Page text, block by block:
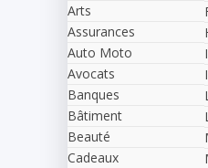
Arts
Assurances
Auto Moto
Avocats
Banques
Bâtiment
Beauté
Cadeaux